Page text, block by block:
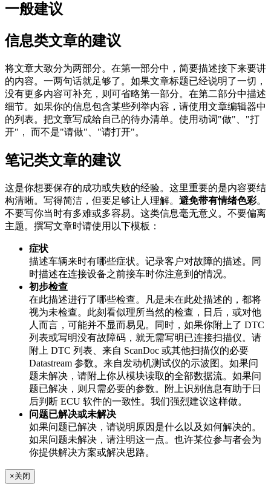
一般建议
信息类文章的建议
将文章大致分为两部分。在第一部分中，简要描述接下来要讲
的内容。一两句话就足够了。如果文章标题已经说明了一切，
没有更多内容可补充，则可省略第一部分。在第二部分中描述
细节。如果你的信息包含某些列举内容，请使用文章编辑器中
的列表。把文章写成给自己的待办清单。使用动词"做"、"打
开"， 而不是"请做"、"请打开"。
笔记类文章的建议
这是你想要保存的成功或失败的经验。这里重要的是内容要结
构清晰。写得简洁，但要足够让人理解。 避免带有情绪色彩。
不要写你当时有多难或多容易。这类信息毫无意义。不要偏离
主题。撰写文章时请使用以下模板：
症状
描述车辆来时有哪些症状。记录客户对故障的描述。同
时描述在连接设备之前接车时你注意到的情况。
初步检查
在此描述进行了哪些检查。凡是未在此处描述的，都将
视为未检查。此刻看似理所当然的检查，日后，或对他
人而言，可能并不显而易见。同时，如果你附上了 DTC
列表或写明没有故障码，就无需写明已连接扫描仪。请
附上 DTC 列表、来自 ScanDoc 或其他扫描仪的必要
Datastream 参数。来自发动机测试仪的示波图。如果问
题未解决，请附上你从模块读取的全部数据流。如果问
题已解决，则只需必要的参数。附上识别信息有助于日
后判断 ECU 软件的一致性。我们强烈建议这样做。
问题已解决或未解决
如果问题已解决，请说明原因是什么以及如何解决的。
如果问题未解决，请注明这一点。也许某位参与者会为
你提供解决方案或解决思路。
×关闭